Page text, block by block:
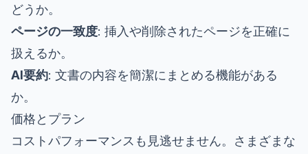
どうか。
ページの一致度: 挿入や削除されたページを正確に
扱えるか。
AI要約: 文書の内容を簡潔にまとめる機能がある
か。
価格とプラン
コストパフォーマンスも見逃せません。さまざまな